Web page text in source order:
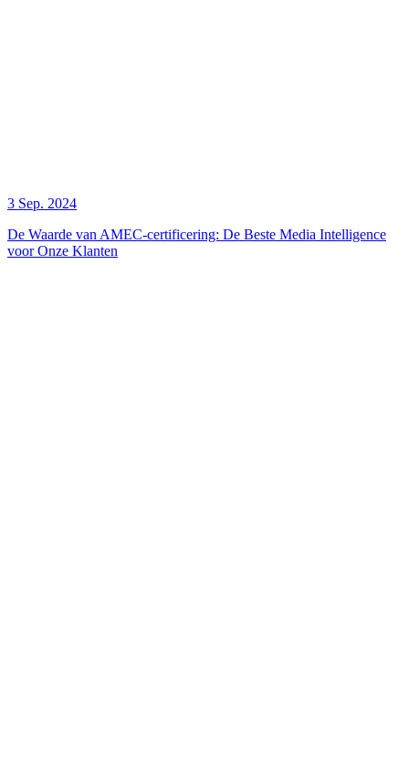
3 Sep. 2024
De Waarde van AMEC-certificering: De Beste Media Intelligence
voor Onze Klanten